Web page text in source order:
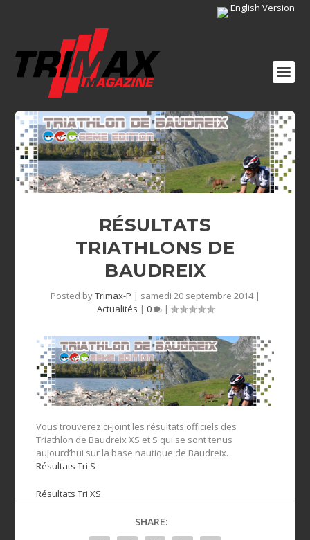
English Version
RÉSULTATS
TRIATHLONS DE
BAUDREIX
Posted byTrimax-P | samedi 20 septembre 2014|
Actualités | 0 |
Vous trouverez ci-joint les résultats officiels des
Triathlon de Baudreix XS et S qui se sont tenus
aujourd’hui sur la base nautique de Baudreix.
Résultats Tri S
Résultats Tri XS
SHARE: